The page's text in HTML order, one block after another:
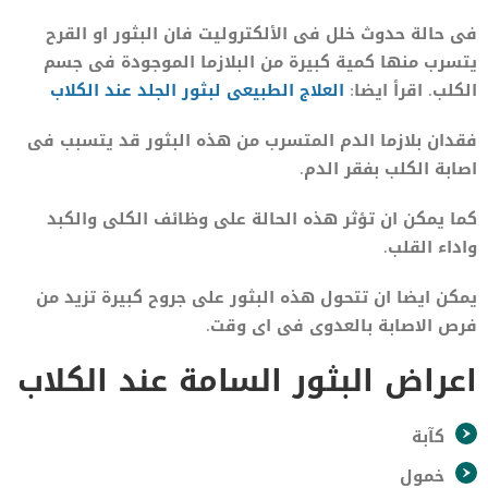
فى حالة حدوث خلل فى الألكتروليت فان البثور او القرح
يتسرب منها كمية كبيرة من البلازما الموجودة فى جسم
الكلب. اقرأ ايضا: العلاج الطبيعى لبثور الجلد عند الكلاب
فقدان بلازما الدم المتسرب من هذه البثور قد يتسبب فى
اصابة الكلب بفقر الدم.
كما يمكن ان تؤثر هذه الحالة على وظائف الكلى والكبد
واداء القلب.
يمكن ايضا ان تتحول هذه البثور على جروح كبيرة تزيد من
فرص الاصابة بالعدوى فى اى وقت.
اعراض البثور السامة عند الكلاب
كآبة
خمول